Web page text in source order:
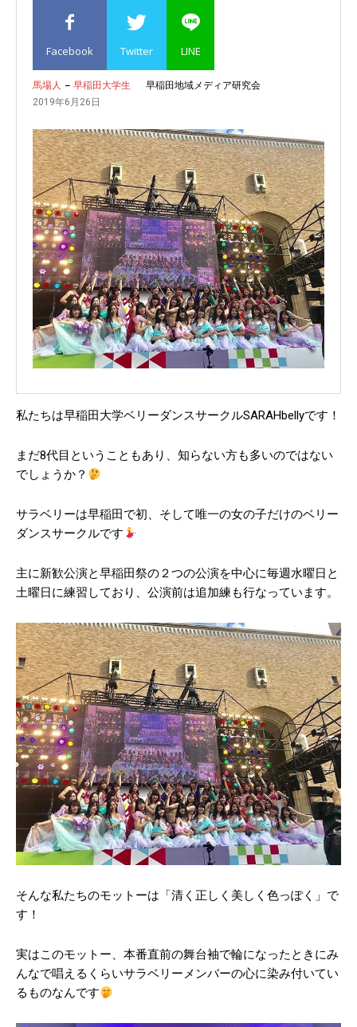
wi-fiも使えてオシャレにくつろげる
wifi Wizユナイテッドアスリート - 2019年7月5日
ユーモアなネーミング！！今人気
の”野郎ラーメン”
グルメ 2019年7月3日
グルメサイト高得点の人気店舗を探
る【つけ麺屋 ひまわり】
グルメ 2019年6月28日
ント” limit=”3″]
今週注目されたBaba記事
三菱商事を脱サラという異色の早稲
田OB起業家へのインタビュー！
社長 早稲田地域メディア研究会 - 2019年11月15日
早大生日記 PwCのOB訪問で聞いた
海外新卒との実力差に愕然とした話
た！【ガーリックシュリンプ】
2019年7月25日
6月1日から14日まで期間限定で山本さんは無料！？【山本の
ハンバーグ】
2019年5月31日
早大生日記 Waterのカタカナ発音はこう覚えれば良くな
2019年10月21日
スカウト語録（All time）
12年で5店舗の飲食店経営に成功！サッカー好きな異色オー
ナー経営者とは！？
2019年6月20日
今日の馬場人！～早稲田大学唯一！日焼けボランティアサー
クル!? “Sunset Jesus Christ”～
2019年5月23日
新宿スポーツセンター サッカーアカデミー
ワセダクラブ サッカーDiv
2019年6月28日
ビュー！
2019年11月15日
全カテゴリー（7days）
ビュー！
2019年11月15日
早大生日記 PwCのOB訪問で聞いた海外新卒との実力差に
愕然とした話
2019年10月24日
女子力アップ WASEDA angelica の料理教室に潜入してみ
た！【ガーリックシュリンプ】
2019年7月25日
6月1日から14日まで期間限定で山本さんは無料！？【山本の
ハンバーグ】
2019年5月31日
早大生日記 Waterのカタカナ発音はこう覚えれば良くな
い？
全カテゴリー（All time）
12年で5店舗の飲食店経営に成功！サッカー好きな異色オー
ナー経営者とは！？
Facebook Twitter LINE
馬場人 早稲田大学生
早稲田地域メディア研究会
2019年6月26日
私たちは早稲田大学ベリーダンスサークルSARAHbellyです！
まだ8代目ということもあり、知らない方も多いのではない
でしょうか？
サラベリーは早稲田で初、そして唯一の女の子だけのベリー
ダンスサークルです
主に新歓公演と早稲田祭の２つの公演を中心に毎週水曜日と
土曜日に練習しており、公演前は追加練も行なっています。
そんな私たちのモットーは「清く正しく美しく色っぽく」で
す！
実はこのモットー、本番直前の舞台袖で輪になったときにみ
んなで唱えるくらいサラベリーメンバーの心に染み付いてい
るものなんです